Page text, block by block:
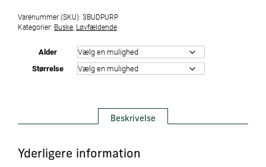
Varenummer (SKU): 3BUDPURP
Kategorier: Buske Løvfældende
Alder
Størrelse
Beskrivelse
Yderligere information